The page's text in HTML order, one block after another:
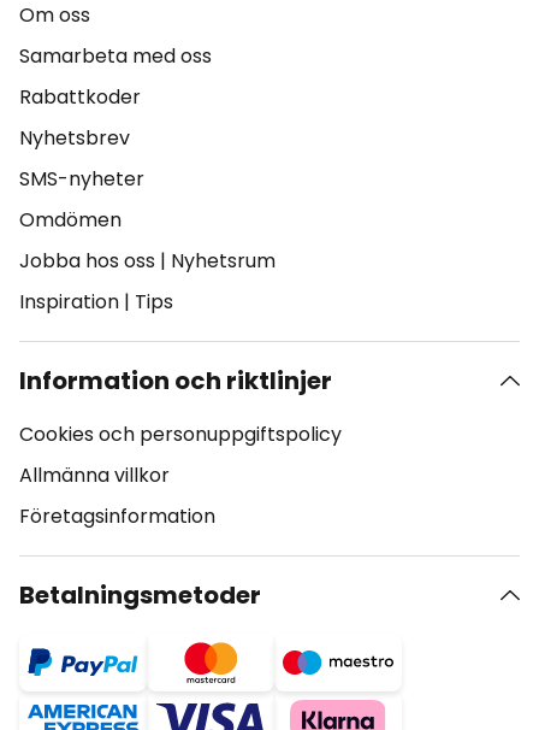
Om oss
Samarbeta med oss
Rabattkoder
Nyhetsbrev
SMS-nyheter
Omdömen
Jobba hos oss | Nyhetsrum
Inspiration | Tips
Information och riktlinjer
Cookies och personuppgiftspolicy
Allmänna villkor
Företagsinformation
Betalningsmetoder